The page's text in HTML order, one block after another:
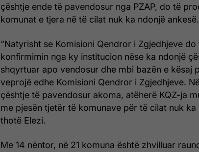
çështje ende të pavendosur nga PZAP, do të
komunat e tjera në të cilat nuk ka ndonjë ankesë.
“Natyrisht se Komisioni Qendror i Zgjedhjeve do
konfirmimin nga ky institucion nëse ka ndonjë
shqyrtuar apo vendosur dhe mbi bazën e kësaj
veprojë edhe Komisioni Qendror i Zgjedhjeve.
çështje të pavendosur akoma, atëherë KQZ-ja
me pjesën tjetër të komunave për të cilat nuk ka
thotë Elezi.
Me 14 nëntor, në 21 komuna është zhvilluar